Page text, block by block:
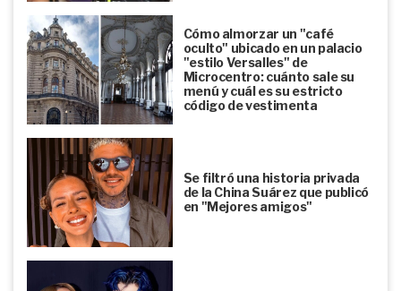
Cómo almorzar un "café
oculto" ubicado en un palacio
"estilo Versalles" de
Microcentro: cuánto sale su
menú y cuál es su estricto
código de vestimenta
Se filtró una historia privada
de la China Suárez que publicó
en "Mejores amigos"